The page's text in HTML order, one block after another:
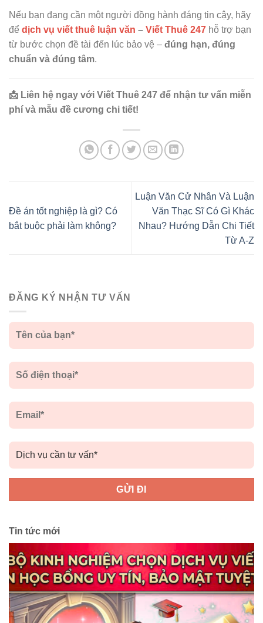
Nếu bạn đang cần một người đồng hành đáng tin cậy, hãy
để dịch vụ viết thuê luận văn – Viết Thuê 247 hỗ trợ bạn
từ bước chọn đề tài đến lúc bảo vệ – đúng hạn, đúng
chuẩn và đúng tâm.
📩 Liên hệ ngay với Viết Thuê 247 để nhận tư vấn miễn
phí và mẫu đề cương chi tiết!
Đề án tốt nghiệp là gì? Có
bắt buộc phải làm không?
Luận Văn Cử Nhân Và Luận
Văn Thạc Sĩ Có Gì Khác
Nhau? Hướng Dẫn Chi Tiết
Từ A-Z
ĐĂNG KÝ NHẬN TƯ VẤN
Tin tức mới